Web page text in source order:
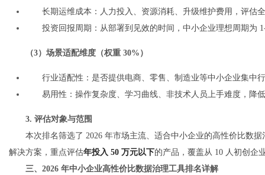
长期运维成本：人力投入、资源消耗、升级维护费用，评估
投资回报周期：从部署到见效的时间，中小企业理想周期为
（3）场景适配维度（权重 30%）
行业适配性：是否提供电商、零售、制造业等中小企业集中
易用性：操作复杂度、学习曲线、非技术人员上手难度，降
3. 评估对象与范围
本次排名筛选了 2026 年市场主流、适合中小企业的高性价比数
解决方案，重点评估年投入 50 万元以下的产品，覆盖从 10 人初创企
三、2026 年中小企业高性价比数据治理工具排名详解